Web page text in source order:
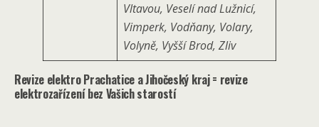
Vltavou, Veselí nad Lužnicí,
Vimperk, Vodňany, Volary,
Volyně, Vyšší Brod, Zliv
Revize elektro Prachatice a Jihočeský kraj = revize
elektrozařízení bez Vašich starostí